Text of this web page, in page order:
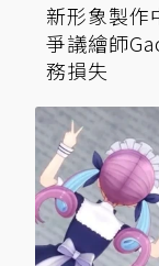
新形象製作
爭議繪師
務損失